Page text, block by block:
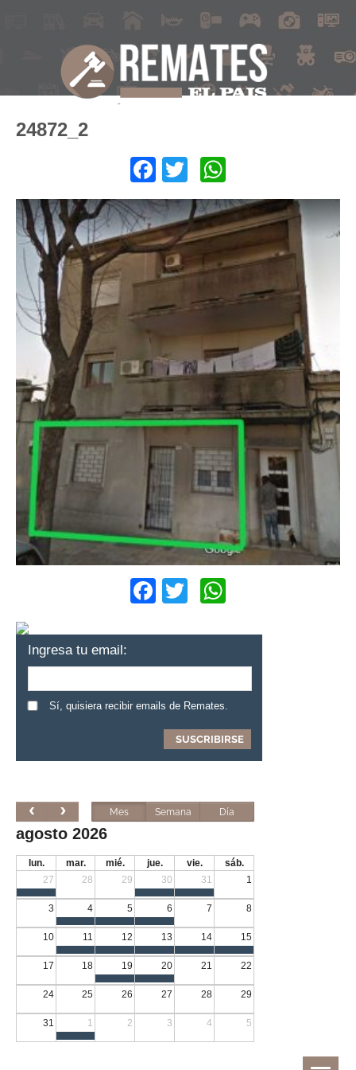
24872_2
Facebook
Twitter
Facebook
Twitter
Ingresa tu email:
Sí, quisiera recibir emails de Remates.
Mes Semana Día
agosto 2026
lun. mar. mié. jue. vie.
sáb.
27
28 29 30 31 1
3 4 5 6 7 8
10 11 12 13 14 15
17 18 19 20 21 22
24 25 26 27 28 29
31 1 2 3 4 5